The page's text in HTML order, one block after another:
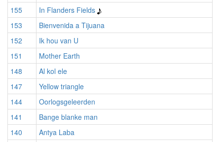
155
In Flanders Fields
153
Bienvenida a Tijuana
152
Ik hou van U
151
Mother Earth
148
Al kol ele
147
Yellow triangle
144
Oorlogsgeleerden
141
Bange blanke man
140
Antya Laba